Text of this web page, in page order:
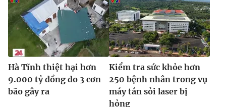
Ðiện thoại Thời báo VTV:024.66 897 897
Email:
toasoan@vtv.vn
Liên hệ quảng cáo:
024-7300.7108
Hà Tĩnh thiệt hại hơn
9.000 tỷ đồng do 3 cơn
bão gây ra
Kiểm tra sức khỏe hơn
250 bệnh nhân trong vụ
máy tán sỏi laser bị
hỏng